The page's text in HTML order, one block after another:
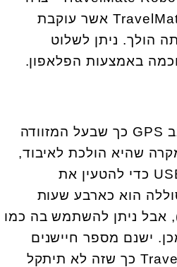
אשר עוקבת
הולך. ניתן לשלוט
באמצעות הפלאפון.
GPS כך שבעל המזוודה
שהיא הולכת לאיבוד,
כדי להטעין את
הוא כארבע שעות
אבל ניתן להשתמש בה כמו
ישנם מספר חיישנים
כך שזה לא תיתקל